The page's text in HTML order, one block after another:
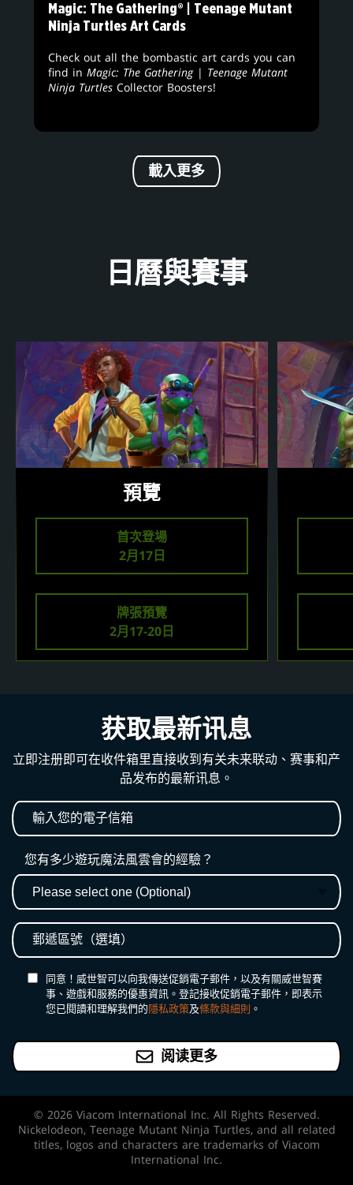
Magic: The Gathering® | Teenage Mutant
Ninja Turtles Art Cards
Check out all the bombastic art cards you can
find in Magic: The Gathering| Teenage Mutant
Ninja Turtles Collector Boosters!
載入更多
日曆與賽事
預覽
首次登場
2月17日
牌張預覽
2月17-20日
获取最新讯息
立即注册即可在收件箱里直接收到有关未来联动、赛事和产
品发布的最新讯息。
您有多少遊玩魔法風雲會的經驗？
同意！威世智可以向我傳送促銷電子郵件，以及有關威世智賽
事、遊戲和服務的優惠資訊。登記接收促銷電子郵件，即表示
您已閱讀和理解我們的隱私政策及條款與細則 。
阅读更多
© 2026 Viacom International Inc. All Rights Reserved.
Nickelodeon, Teenage Mutant Ninja Turtles, and all related
titles, logos and characters are trademarks of Viacom
International Inc.